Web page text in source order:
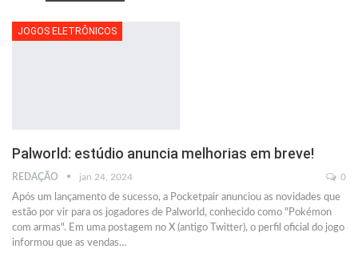
JOGOS ELETRÔNICOS
Palworld: estúdio anuncia melhorias em breve!
REDAÇÃO jan 24, 2024 0
Após um lançamento de sucesso, a Pocketpair anunciou as novidades que
estão por vir para os jogadores de Palworld, conhecido como "Pokémon
com armas". Em uma postagem no X (antigo Twitter), o perfil oficial do jogo
informou que as vendas…